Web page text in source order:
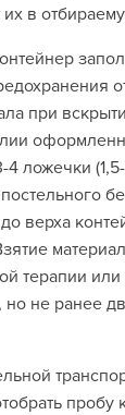
в
при
ложечки
верха
терапии
не ранее
пробу